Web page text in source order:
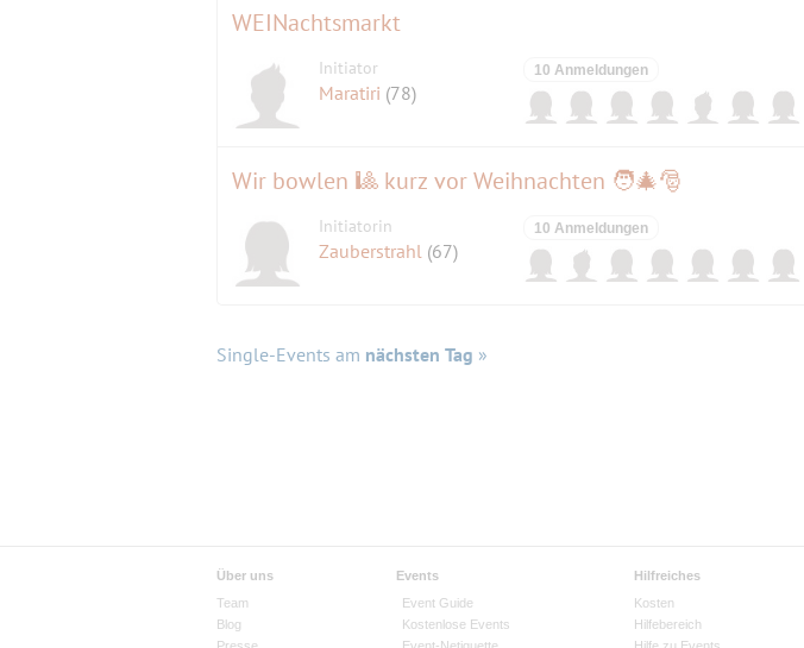
WEINachtsmarkt
Initiator
Maratiri (78)
10 Anmeldungen
Wir bowlen 🎱 kurz vor Weihnachten 🧑‍🎄🎅
Initiatorin
Zauberstrahl (67)
10 Anmeldungen
Single-Events am nächsten Tag »
Über uns
Team
Blog
Events
Event Guide
Kostenlose Events
Hilfreiches
Kosten
Hilfebereich